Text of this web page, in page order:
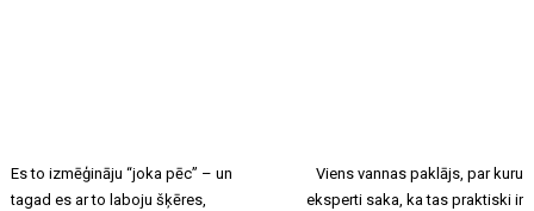
Es to izmēģināju “joka pēc” – un
tagad es ar to laboju šķēres,
Viens vannas paklājs, par kuru
eksperti saka, ka tas praktiski ir